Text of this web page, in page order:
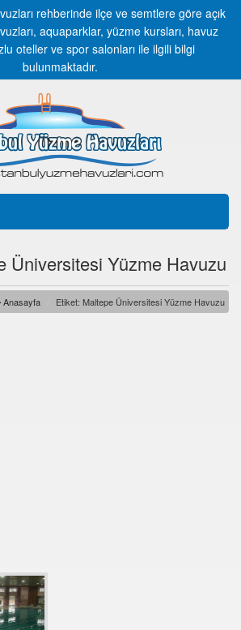
rehberinde ilçe ve semtlere göre açık
aquaparklar, yüzme kursları, havuz
oteller ve spor salonları ile ilgili bilgi
bulunmaktadır.
Üniversitesi Yüzme Havuzu
Anasayfa Etiket: Maltepe Üniversitesi Yüzme Havuzu